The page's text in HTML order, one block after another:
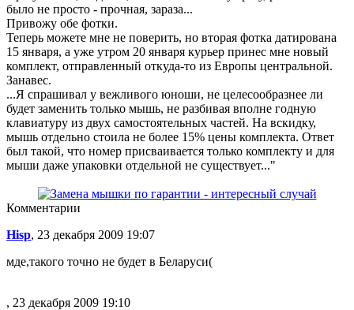
было не просто - прочная, зараза...
Привожу обе фотки.
Теперь можете мне не поверить, но вторая фотка датирована
15 января, а уже утром 20 января курьер принес мне новый
комплект, отправленный откуда-то из Европы центральной.
Занавес.
...Я спрашивал у вежливого юноши, не целесообразнее ли
будет заменить только мышь, не разбивая вполне годную
клавиатуру из двух самостоятельных частей. На вскидку,
мышь отдельно стоила не более 15% цены комплекта. Ответ
был такой, что номер присваивается только комплекту и для
мыши даже упаковки отдельной не существует..."
Комментарии
Hisp, 23 декабря 2009 19:07
мде,такого точно не будет в Беларуси(
, 23 декабря 2009 19:10